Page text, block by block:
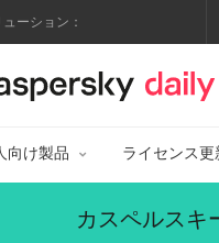
ューション：
カスペル
向け製品 ライセンス更
カスペルスキ